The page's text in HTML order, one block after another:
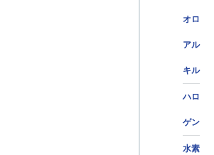
オロ
アル
キル
ハロ
ゲン
水素